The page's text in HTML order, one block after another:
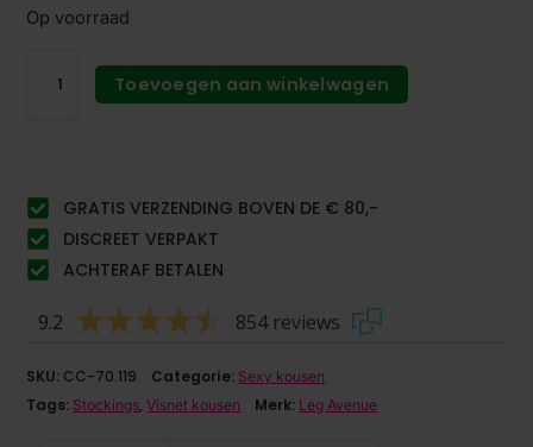
Op voorraad
Toevoegen aan winkelwagen
GRATIS VERZENDING BOVEN DE € 80,-
DISCREET VERPAKT
ACHTERAF BETALEN
9.2 854 reviews
SKU: CC-70.119 Categorie: Sexy kousen
Tags: Stockings,Visnet kousen Merk: Leg Avenue